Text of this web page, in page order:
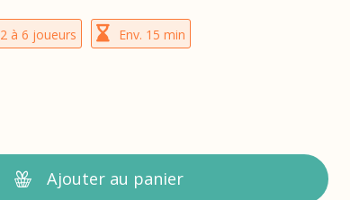
2 à 6 joueurs Env. 15 min
Ajouter au panier